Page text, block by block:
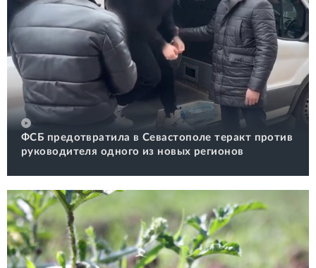
ФСБ предотвратила в Севастополе теракт против
руководителя одного из новых регионов